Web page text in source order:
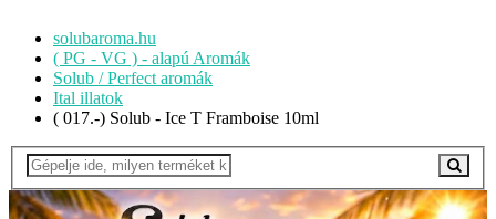
solubaroma.hu
( PG - VG ) - alapú Aromák
Solub / Perfect aromák
Ital illatok
( 017.-) Solub - Ice T Framboise 10ml